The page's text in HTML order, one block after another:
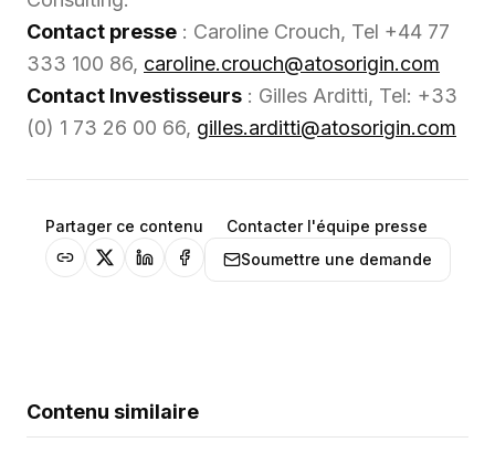
Contact presse : Caroline Crouch, Tel +44 77
333 100 86, caroline.crouch@atosorigin.com
Contact Investisseurs : Gilles Arditti, Tel: +33
(0) 1 73 26 00 66, gilles.arditti@atosorigin.com
Partager ce contenu
Contacter l'équipe presse
Soumettre une demande
Contenu similaire